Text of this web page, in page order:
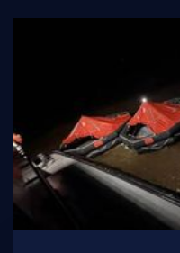
Ribolov
Ekologija